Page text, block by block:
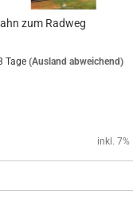
zum Radweg
Tage (Ausland abweichend)
inkl. 7%